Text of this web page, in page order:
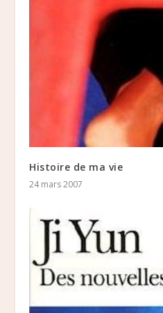
Histoire de ma vie
24 mars 2007